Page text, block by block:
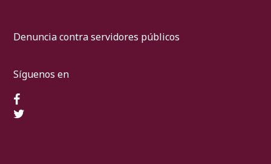
Denuncia contra servidores públicos
Síguenos en